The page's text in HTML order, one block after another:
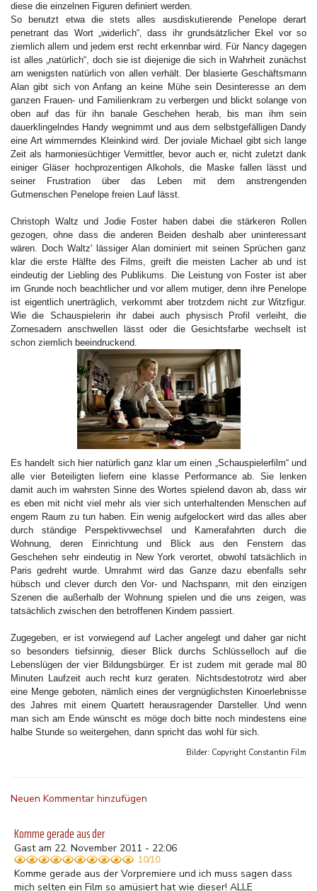
diese die einzelnen Figuren definiert werden.
So benutzt etwa die stets alles ausdiskutierende Penelope derart
penetrant das Wort „widerlich“, dass ihr grundsätzlicher Ekel vor so
ziemlich allem und jedem erst recht erkennbar wird. Für Nancy dagegen
ist alles „natürlich“, doch sie ist diejenige die sich in Wahrheit zunächst
am wenigsten natürlich von allen verhält. Der blasierte Geschäftsmann
Alan gibt sich von Anfang an keine Mühe sein Desinteresse an dem
ganzen Frauen- und Familienkram zu verbergen und blickt solange von
oben auf das für ihn banale Geschehen herab, bis man ihm sein
dauerklingelndes Handy wegnimmt und aus dem selbstgefälligen Dandy
eine Art wimmerndes Kleinkind wird. Der joviale Michael gibt sich lange
Zeit als harmoniesüchtiger Vermittler, bevor auch er, nicht zuletzt dank
einiger Gläser hochprozentigen Alkohols, die Maske fallen lässt und
seiner Frustration über das Leben mit dem anstrengenden
Gutmenschen Penelope freien Lauf lässt.
Christoph Waltz und Jodie Foster haben dabei die stärkeren Rollen
gezogen, ohne dass die anderen Beiden deshalb aber uninteressant
wären. Doch Waltz' lässiger Alan dominiert mit seinen Sprüchen ganz
klar die erste Hälfte des Films, greift die meisten Lacher ab und ist
eindeutig der Liebling des Publikums. Die Leistung von Foster ist aber
im Grunde noch beachtlicher und vor allem mutiger, denn ihre Penelope
ist eigentlich unerträglich, verkommt aber trotzdem nicht zur Witzfigur.
Wie die Schauspielerin ihr dabei auch physisch Profil verleiht, die
Zornesadern anschwellen lässt oder die Gesichtsfarbe wechselt ist
schon ziemlich beeindruckend.
Es handelt sich hier natürlich ganz klar um einen „Schauspielerfilm“ und
alle vier Beteiligten liefern eine klasse Performance ab. Sie lenken
damit auch im wahrsten Sinne des Wortes spielend davon ab, dass wir
es eben mit nicht viel mehr als vier sich unterhaltenden Menschen auf
engem Raum zu tun haben. Ein wenig aufgelockert wird das alles aber
durch ständige Perspektivwechsel und Kamerafahrten durch die
Wohnung, deren Einrichtung und Blick aus den Fenstern das
Geschehen sehr eindeutig in New York verortet, obwohl tatsächlich in
Paris gedreht wurde. Umrahmt wird das Ganze dazu ebenfalls sehr
hübsch und clever durch den Vor- und Nachspann, mit den einzigen
Szenen die außerhalb der Wohnung spielen und die uns zeigen, was
tatsächlich zwischen den betroffenen Kindern passiert.
Zugegeben, er ist vorwiegend auf Lacher angelegt und daher gar nicht
so besonders tiefsinnig, dieser Blick durchs Schlüsselloch auf die
Lebenslügen der vier Bildungsbürger. Er ist zudem mit gerade mal 80
Minuten Laufzeit auch recht kurz geraten. Nichtsdestotrotz wird aber
eine Menge geboten, nämlich eines der vergnüglichsten Kinoerlebnisse
des Jahres mit einem Quartett herausragender Darsteller. Und wenn
man sich am Ende wünscht es möge doch bitte noch mindestens eine
halbe Stunde so weitergehen, dann spricht das wohl für sich.
Bilder: Copyright Constantin Film
Neuen Kommentar hinzufügen
Komme gerade aus der
Gast am 22. November 2011 - 22:06
10/10
Komme gerade aus der Vorpremiere und ich muss sagen dass
mich selten ein Film so amüsiert hat wie dieser! ALLE